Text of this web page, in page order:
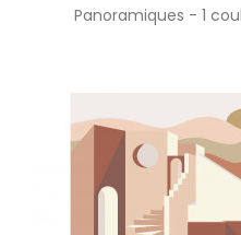
Panoramiques 1